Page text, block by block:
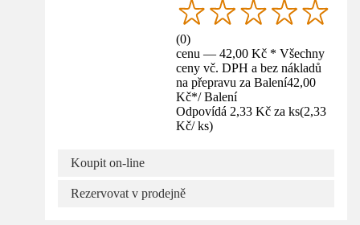
(0)
cenu — 42,00 Kč * Všechny
ceny vč. DPH a bez nákladů
na přepravu za Balení42,00
Kč*/ Balení
Odpovídá 2,33 Kč za ks(2,33
Kč/ ks)
Koupit on-line
Rezervovat v prodejně